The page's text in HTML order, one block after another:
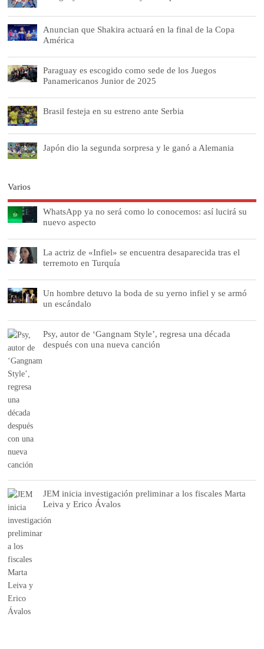
Anuncian que Shakira actuará en la final de la Copa
América
Paraguay es escogido como sede de los Juegos
Panamericanos Junior de 2025
Brasil festeja en su estreno ante Serbia
Japón dio la segunda sorpresa y le ganó a Alemania
Varios
WhatsApp ya no será como lo conocemos: así lucirá su
nuevo aspecto
La actriz de «Infiel» se encuentra desaparecida tras el
terremoto en Turquía
Un hombre detuvo la boda de su yerno infiel y se armó
un escándalo
Psy, autor de ‘Gangnam Style’, regresa una década
después con una nueva canción
JEM inicia investigación preliminar a los fiscales Marta
Leiva y Erico Ávalos